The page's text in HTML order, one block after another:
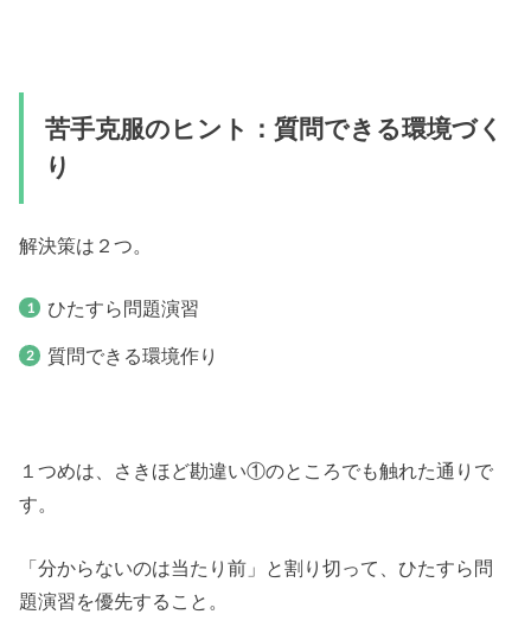
苦手克服のヒント：質問できる環境づく
り
解決策は２つ。
ひたすら問題演習
質問できる環境作り
１つめは、さきほど勘違い①のところでも触れた通りで
す。
「分からないのは当たり前」と割り切って、ひたすら問
題演習を優先すること。